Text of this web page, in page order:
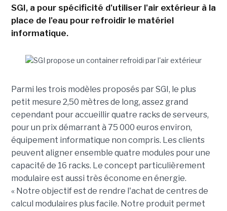
SGI, a pour spécificité d'utiliser l'air extérieur à la
place de l'eau pour refroidir le matériel
informatique.
Parmi les trois modèles proposés par SGI, le plus
petit mesure 2,50 mètres de long, assez grand
cependant pour accueillir quatre racks de serveurs,
pour un prix démarrant à 75 000 euros environ,
équipement informatique non compris. Les clients
peuvent aligner ensemble quatre modules pour une
capacité de 16 racks. Le concept particulièrement
modulaire est aussi très économe en énergie.
« Notre objectif est de rendre l'achat de centres de
calcul modulaires plus facile. Notre produit permet